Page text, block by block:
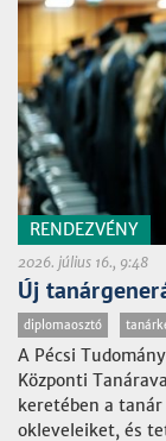
RENDEZVÉNY
2026. július 16., 9:48
Új
diplomaosztó
A Pécsi
Központi
keretében a
okleveleiket, és